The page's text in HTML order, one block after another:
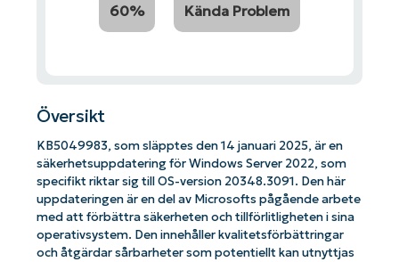
60% Kända Problem
Översikt
KB5049983, som släpptes den 14 januari 2025, är en
säkerhetsuppdatering för Windows Server 2022, som
specifikt riktar sig till OS-version 20348.3091. Den här
uppdateringen är en del av Microsofts pågående arbete
med att förbättra säkerheten och tillförlitligheten i sina
operativsystem. Den innehåller kvalitetsförbättringar
och åtgärdar sårbarheter som potentiellt kan utnyttjas